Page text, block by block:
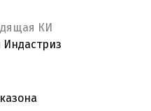
КИ